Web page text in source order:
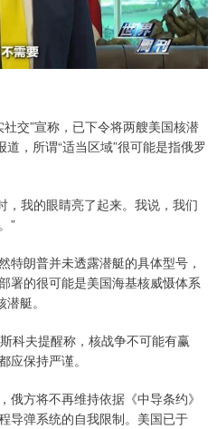
交”宣称，已下令将两艘美国核潜
，所谓“适当区域”很可能是指俄罗
，我的眼睛亮了起来。我说，我们
”
特朗普并未透露潜艇的具体型号，
署的很可能是美国海基核威慑体系
艇。
科夫提醒称，核战争不可能有赢
保持严谨。
俄方将不再维持依据《中导条约》
导弹系统的自我限制。美国已于